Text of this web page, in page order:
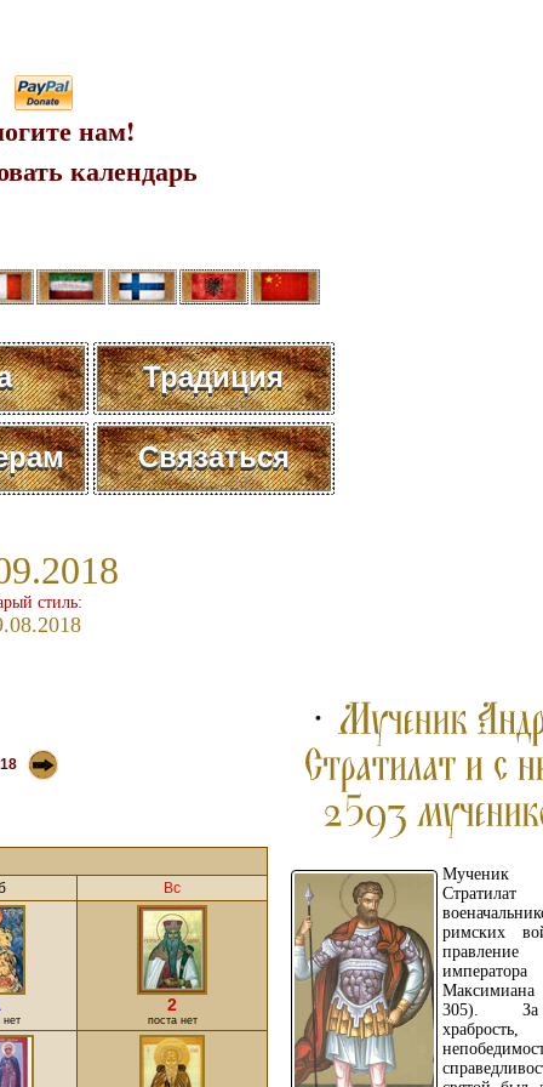
нам!
календарь
Традиция
Связаться
стиль:
Мученик
римских
правление
императора
305).
храбрость,
Вс
нет
2
поста нет